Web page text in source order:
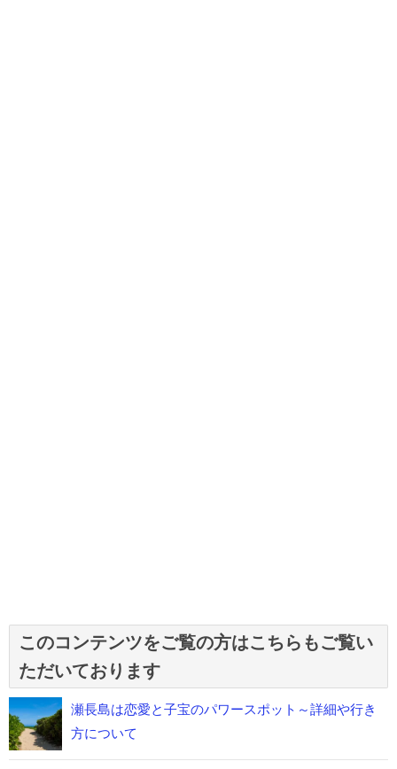
このコンテンツをご覧の方はこちらもご覧い
ただいております
瀬長島は恋愛と子宝のパワースポット～詳細や行き
方について